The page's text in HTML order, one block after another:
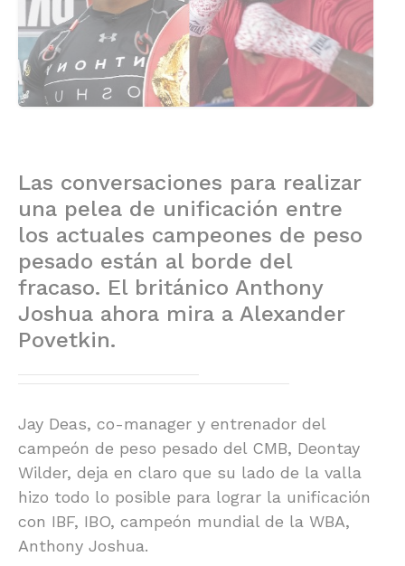
Las conversaciones para realizar
una pelea de unificación entre
los actuales campeones de peso
pesado están al borde del
fracaso. El británico Anthony
Joshua ahora mira a Alexander
Povetkin.
Jay Deas, co-manager y entrenador del
campeón de peso pesado del CMB, Deontay
Wilder, deja en claro que su lado de la valla
hizo todo lo posible para lograr la unificación
con IBF, IBO, campeón mundial de la WBA,
Anthony Joshua.